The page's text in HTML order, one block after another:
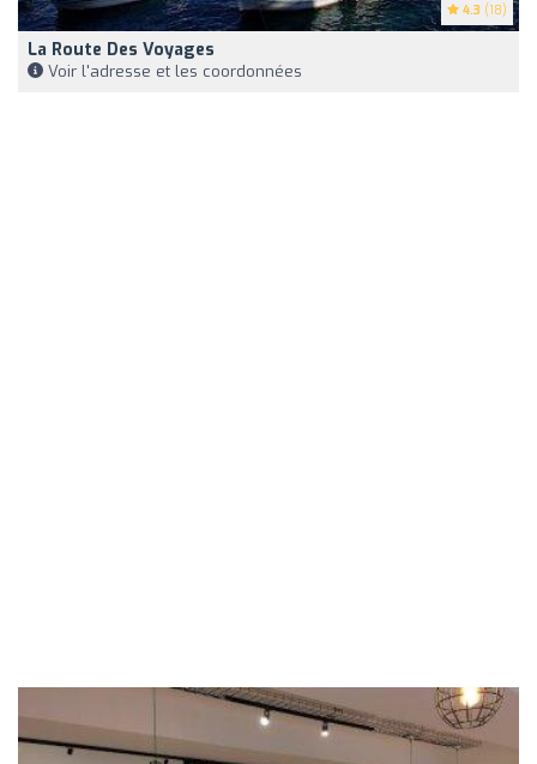
4.3 (18)
La Route Des Voyages
Voir l'adresse et les coordonnées